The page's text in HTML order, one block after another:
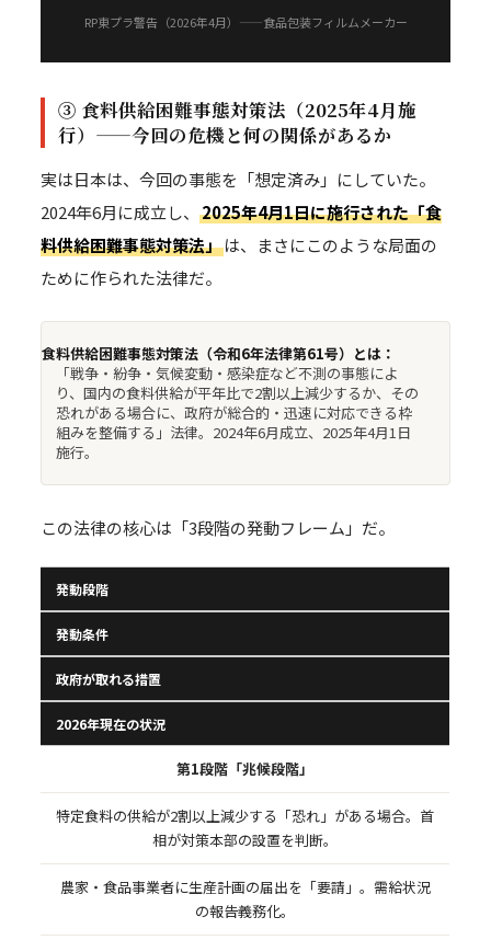
RP東プラ警告（2026年4月）——食品包装フィルムメーカー
③ 食料供給困難事態対策法（2025年4月施
行）——今回の危機と何の関係があるか
実は日本は、今回の事態を「想定済み」にしていた。
2024年6月に成立し、2025年4月1日に施行された「食
料供給困難事態対策法」は、まさにこのような局面の
ために作られた法律だ。
食料供給困難事態対策法（令和6年法律第61号）とは：
「戦争・紛争・気候変動・感染症など不測の事態によ
り、国内の食料供給が平年比で2割以上減少するか、その
恐れがある場合に、政府が総合的・迅速に対応できる枠
組みを整備する」法律。2024年6月成立、2025年4月1日
施行。
この法律の核心は「3段階の発動フレーム」だ。
発動段階
発動条件
政府が取れる措置
2026年現在の状況
第1段階「兆候段階」
特定食料の供給が2割以上減少する「恐れ」がある場合。首
相が対策本部の設置を判断。
農家・食品事業者に生産計画の届出を「要請」。需給状況
の報告義務化。